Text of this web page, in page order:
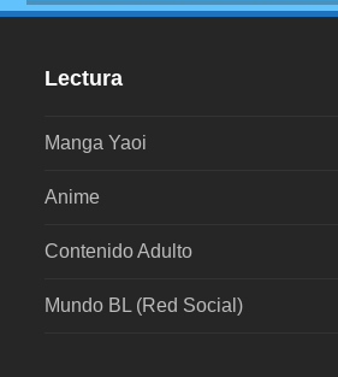
Lectura
Manga Yaoi
Anime
Contenido Adulto
Mundo BL (Red Social)